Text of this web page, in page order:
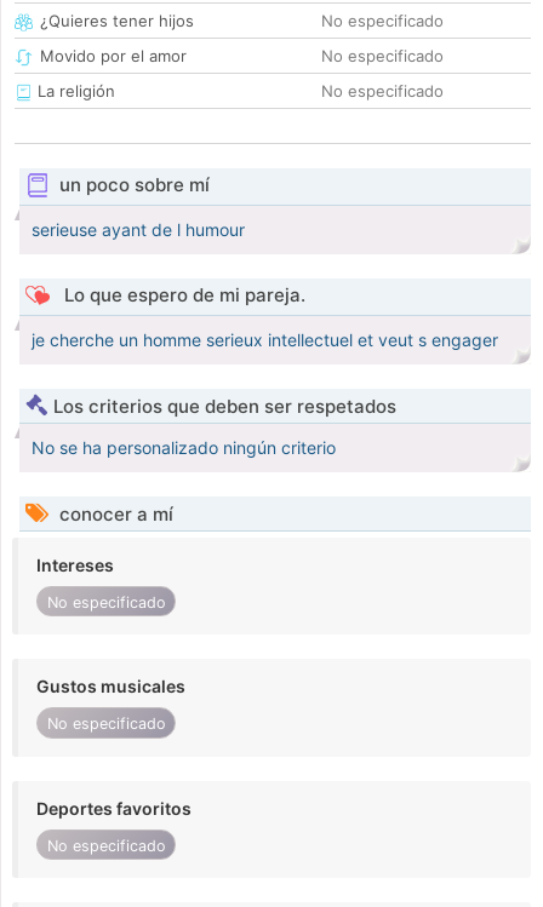
¿Quieres tener hijos
No especificado
Movido por el amor
No especificado
La religión
No especificado
un poco sobre mí
serieuse ayant de l humour
Lo que espero de mi pareja.
je cherche un homme serieux intellectuel et veut s engager
Los criterios que deben ser respetados
No se ha personalizado ningún criterio
conocer a mí
Intereses
No especificado
Gustos musicales
No especificado
Deportes favoritos
No especificado